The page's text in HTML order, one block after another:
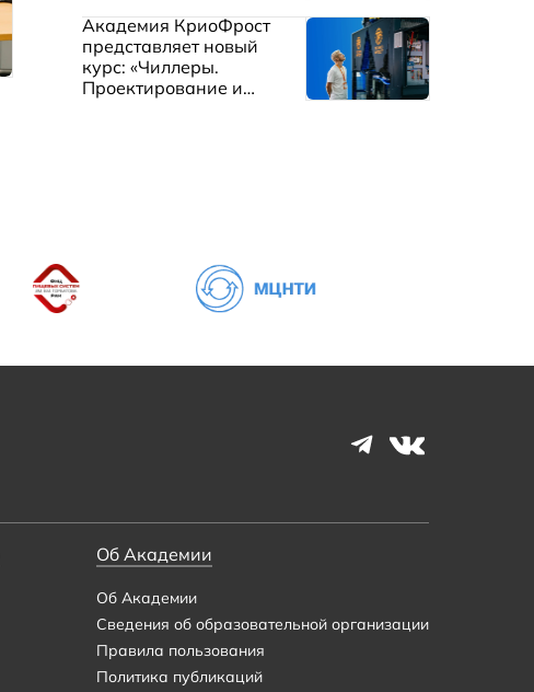
Академия КриоФрост
представляет новый
курс: «Чиллеры.
Проектирование и
Об Академии
Об Академии
Сведения об образовательной организации
Правила пользования
Политика публикаций